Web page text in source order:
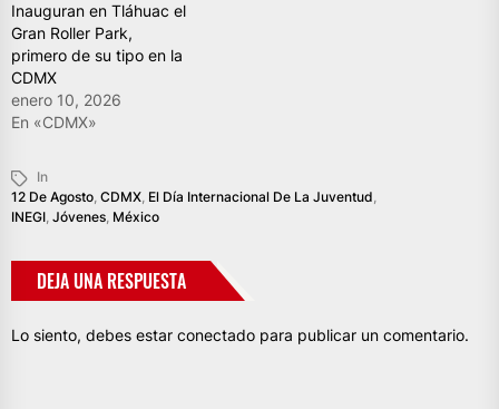
Inauguran en Tláhuac el
Gran Roller Park,
primero de su tipo en la
CDMX
enero 10, 2026
En «CDMX»
In
12 De Agosto, CDMX, El Día Internacional De La Juventud,
INEGI, Jóvenes, México
DEJA UNA RESPUESTA
Lo siento, debes estar conectado para publicar un comentario.